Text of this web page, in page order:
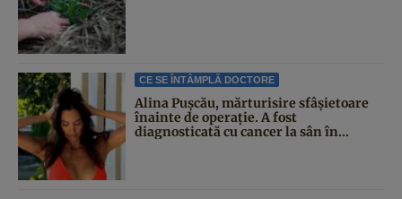
CE SE ÎNTÂMPLĂ DOCTORE
Alina Pușcău, mărturisire sfâșietoare
înainte de operație. A fost
diagnosticată cu cancer la sân în...